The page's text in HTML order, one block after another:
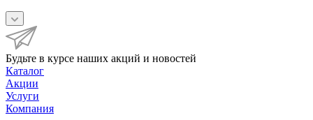
Будьте в курсе наших акций и новостей
Каталог
Акции
Услуги
Компания